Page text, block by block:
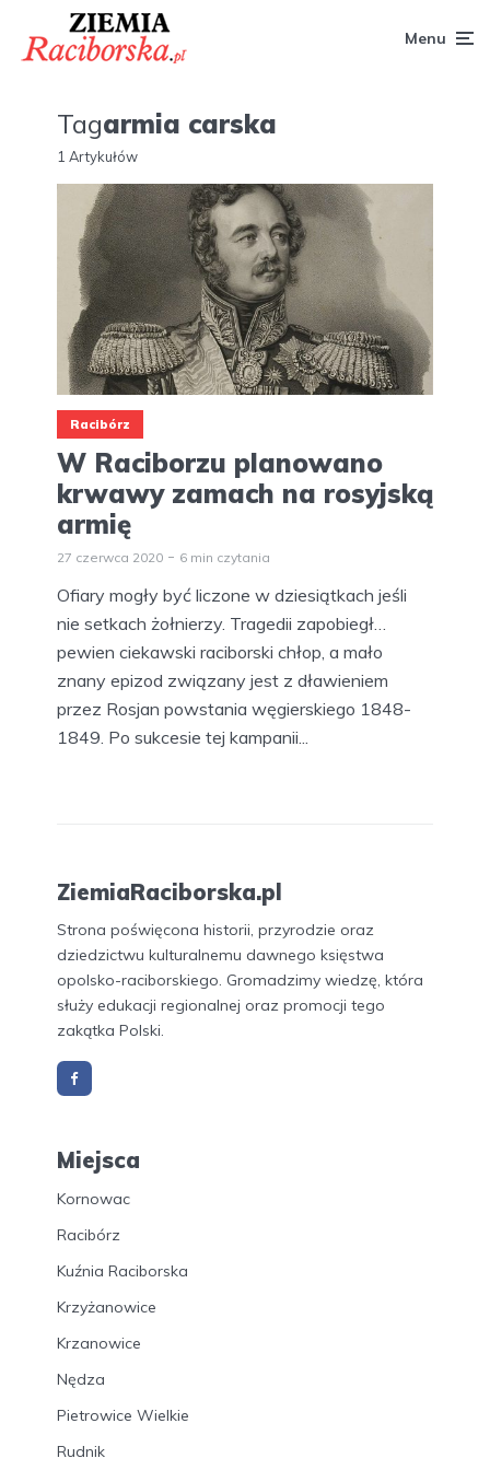
Menu
Tagarmia carska
1 Artykułów
Racibórz
W Raciborzu planowano
krwawy zamach na rosyjską
armię
27 czerwca 2020 6 min czytania
Ofiary mogły być liczone w dziesiątkach jeśli
nie setkach żołnierzy. Tragedii zapobiegł…
pewien ciekawski raciborski chłop, a mało
znany epizod związany jest z dławieniem
przez Rosjan powstania węgierskiego 1848-
1849. Po sukcesie tej kampanii...
ZiemiaRaciborska.pl
Strona poświęcona historii, przyrodzie oraz
dziedzictwu kulturalnemu dawnego księstwa
opolsko-raciborskiego. Gromadzimy wiedzę, która
służy edukacji regionalnej oraz promocji tego
zakątka Polski.
Miejsca
Kornowac
Racibórz
Kuźnia Raciborska
Krzyżanowice
Krzanowice
Nędza
Pietrowice Wielkie
Rudnik